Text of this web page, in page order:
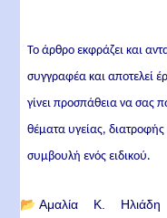
Το άρθρο εκφράζει και
συγγραφέα και αποτελεί
γίνει προσπάθεια να σας
θέματα υγείας, διατροφής
συμβουλή ενός ειδικού.
📂 Αμαλία Κ. Ηλιάδη